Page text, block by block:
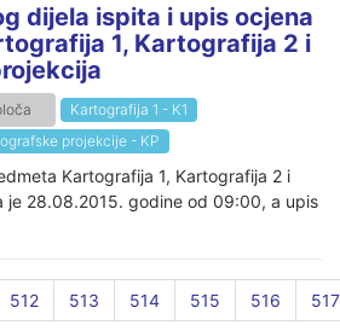
dijela ispita i upis ocjena
1, Kartografija 2 i
Kartografija 1 - K1
projekcije - KP
Kartografija 1, Kartografija 2 i
je 28.08.2015. godine od 09:00, a upis
512 513 514 515 516 517